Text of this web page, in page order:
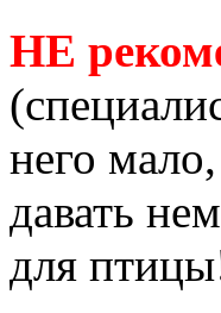
НЕ
него
давать
для